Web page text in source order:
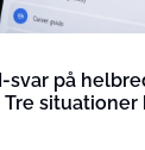
svar på